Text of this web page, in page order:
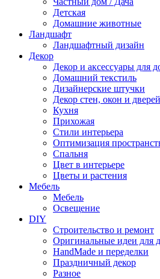
Детская
Домашние животные
Ландшафт
Ландшафтный дизайн
Декор
Декор и аксессуары для
Домашний текстиль
Дизайнерские штучки
Декор стен, окон и дверей
Кухня
Прихожая
Стили интерьера
Оптимизация
Спальня
Цвет в интерьере
Цветы и растения
Мебель
Мебель
Освещение
DIY
Строительство и ремонт
Оригинальные идеи для
HandMade и переделки
Праздничный декор
Разное